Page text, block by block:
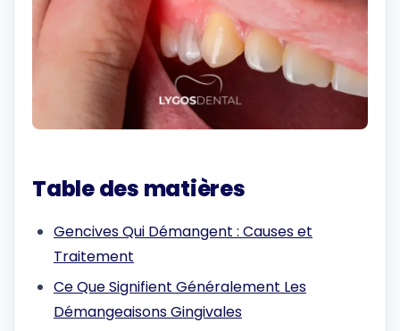
Table des matières
Gencives Qui Démangent : Causes et
Traitement
Ce Que Signifient Généralement Les
Démangeaisons Gingivales